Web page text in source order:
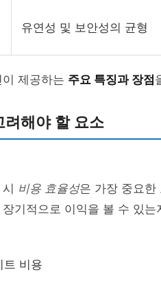
유연성 및 보안성의 균형
제공하는 주요 특징과 장점
려해야 할 요소
비용 효율성은 가장 중요한
기적으로 이익을 볼 수 있는
트 비용